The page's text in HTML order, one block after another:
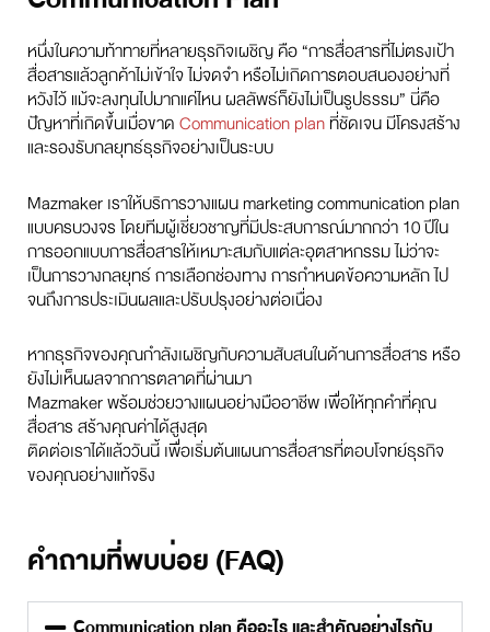
หนึ่งในความท้าทายที่หลายธุรกิจเผชิญ คือ “การสื่อสารที่ไม่ตรงเป้า
สื่อสารแล้วลูกค้าไม่เข้าใจ ไม่จดจำ หรือไม่เกิดการตอบสนองอย่างที่
หวังไว้ แม้จะลงทุนไปมากแค่ไหน ผลลัพธ์ก็ยังไม่เป็นรูปธรรม” นี่คือ
ปัญหาที่เกิดขึ้นเมื่อขาดCommunication planที่ชัดเจน มีโครงสร้าง
และรองรับกลยุทธ์ธุรกิจอย่างเป็นระบบ
Mazmaker เราให้บริการวางแผน marketing communication plan
แบบครบวงจร โดยทีมผู้เชี่ยวชาญที่มีประสบการณ์มากกว่า 10 ปีใน
การออกแบบการสื่อสารให้เหมาะสมกับแต่ละอุตสาหกรรม ไม่ว่าจะ
เป็นการวางกลยุทธ์ การเลือกช่องทาง การกำหนดข้อความหลัก ไป
จนถึงการประเมินผลและปรับปรุงอย่างต่อเนื่อง
หากธุรกิจของคุณกำลังเผชิญกับความสับสนในด้านการสื่อสาร หรือ
ยังไม่เห็นผลจากการตลาดที่ผ่านมา
Mazmaker พร้อมช่วยวางแผนอย่างมืออาชีพ เพื่อให้ทุกคำที่คุณ
สื่อสาร สร้างคุณค่าได้สูงสุด
ติดต่อเราได้แล้ววันนี้ เพื่อเริ่มต้นแผนการสื่อสารที่ตอบโจทย์ธุรกิจ
ของคุณอย่างแท้จริง
คำถามที่พบบ่อย (FAQ)